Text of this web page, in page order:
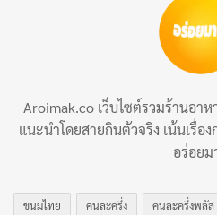
ชาวนาเกลือจะใช้เครื่องมือไม้ไ
ค่อยๆ ตักดอกเกลือขึ้นมาในตอ
ทำให้มันละลายกลับลงไป การ
เกลือปริมาณน้อย แต่มีคุณภาพ
ลงสู่ก้นบ่อและกลายเป็นเกลื
Aroimak.co เว็บไซต์รวมร้านอา
แนะนำโดยสายกินตัวจริง เน้นเรื่อ
อร่อยม
ขนมไทย คนละครึ่ง คนละครึ่งพลัส